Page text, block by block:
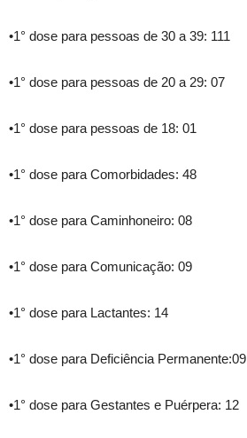
•1° dose para pessoas de 30 a 39: 111
•1° dose para pessoas de 20 a 29: 07
•1° dose para pessoas de 18: 01
•1° dose para Comorbidades: 48
•1° dose para Caminhoneiro: 08
•1° dose para Comunicação: 09
•1° dose para Lactantes: 14
•1° dose para Deficiência Permanente:09
•1° dose para Gestantes e Puérpera: 12